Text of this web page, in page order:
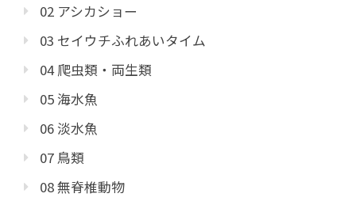
02 アシカショー
03 セイウチふれあいタイム
04 爬虫類・両生類
05 海水魚
06 淡水魚
07 鳥類
08 無脊椎動物